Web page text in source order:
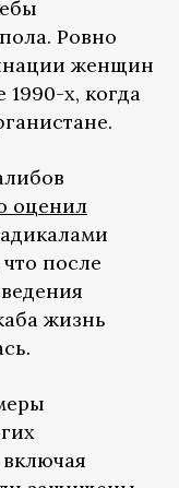
Ровно
женщин
х, когда
оценил
что после
жизнь